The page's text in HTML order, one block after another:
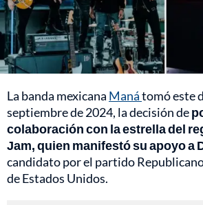
La banda mexicana Manátomó este
septiembre de 2024, la decisión de
colaboración con la estrella del
Jam, quien manifestó su apoyo a
candidato por el partido
de Estados Unidos.